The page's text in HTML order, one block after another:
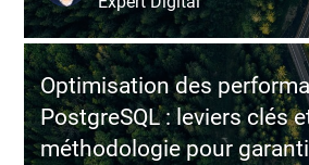
Optimisation des
PostgreSQL : leviers clés
méthodologie pour